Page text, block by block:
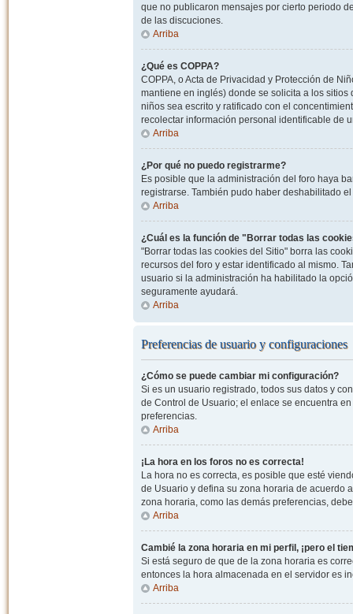
que no publicaron mensajes por cierto periodo
de las discuciones.
Arriba
¿Qué es COPPA?
COPPA, o Acta de Privacidad y Protección de
mantiene en inglés) donde se solicita a los
niños sea escrito y ratificado con el
recolectar información personal identificable de
Arriba
¿Por qué no puedo registrarme?
Es posible que la administración del foro haya
registrarse. También pudo haber deshabilitado
Arriba
¿Cuál es la función de "Borrar todas las
"Borrar todas las cookies del Sitio" borra las
recursos del foro y estar identificado al mismo.
usuario si la administración ha habilitado la
seguramente ayudará.
Arriba
Preferencias de usuario y configuraciones
¿Cómo se puede cambiar mi configuración?
Si es un usuario registrado, todos sus datos y
de Control de Usuario; el enlace se encuentra
preferencias.
Arriba
¡La hora en los foros no es correcta!
La hora no es correcta, es posible que esté
de Usuario y defina su zona horaria de acuerdo
zona horaria, como las demás preferencias,
Arriba
Cambié la zona horaria en mi perfil, ¡pero el
Si está seguro de que de la zona horaria es
entonces la hora almacenada en el servidor es
Arriba